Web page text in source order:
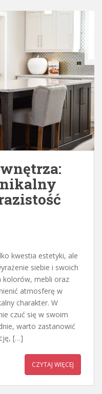
kwestia estetyki, ale
siebie i swoich
kolorów, mebli oraz
atmosferę w
charakter. W
czuć się w swoim
warto zastanowić
[…]
CZYTAJ WIĘCEJ